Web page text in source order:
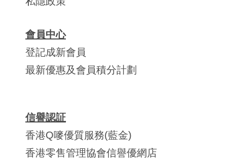
會員中心
登記成新會員
最新優惠及會員積分計劃
信譽認証
香港Q嘜優質服務(藍金)
香港零售管理協會信譽優網店